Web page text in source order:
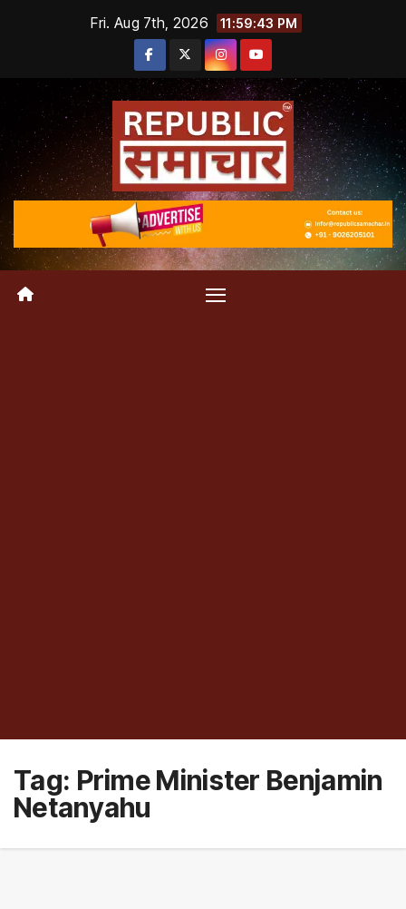
Fri. Aug 7th, 2026 11:59:44 PM
Tag: Prime Minister Benjamin
Netanyahu